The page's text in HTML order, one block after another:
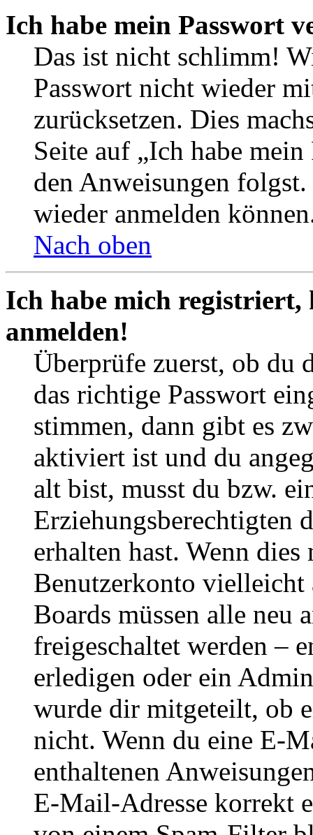
Ich habe mein Passwort
Das ist nicht schlimm!
Passwort nicht wieder
zurücksetzen. Dies
Seite auf „Ich habe
den Anweisungen
wieder anmelden
Nach oben
Ich habe mich
anmelden!
Überprüfe zuerst, ob du
das richtige Passwort
stimmen, dann gibt es
aktiviert ist und du
alt bist, musst du bzw.
Erziehungsberechtigten
erhalten hast. Wenn
Benutzerkonto
Boards müssen alle neu
freigeschaltet werden –
erledigen oder ein
wurde dir mitgeteilt, ob
nicht. Wenn du eine E-
enthaltenen
E-Mail-Adresse korrekt